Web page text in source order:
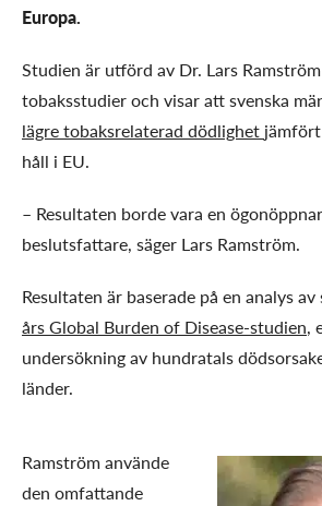
Europa.
Studien är utförd av Dr. Lars
tobaksstudier och visar att svenska
lägre tobaksrelaterad dödlighet
håll i EU.
– Resultaten borde vara en
beslutsfattare, säger Lars Ramström.
Resultaten är baserade på en analys
års Global Burden of Disease-studien,
undersökning av hundratals
länder.
Ramström använde
den omfattande